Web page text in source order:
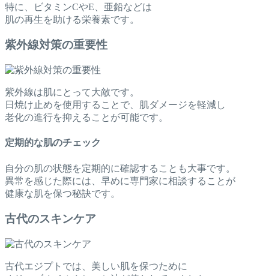
特に、ビタミンCやE、亜鉛などは
肌の再生を助ける栄養素です。
紫外線対策の重要性
紫外線は肌にとって大敵です。
日焼け止めを使用することで、肌ダメージを軽減し
老化の進行を抑えることが可能です。
定期的な肌のチェック
自分の肌の状態を定期的に確認することも大事です。
異常を感じた際には、早めに専門家に相談することが
健康な肌を保つ秘訣です。
古代のスキンケア
古代エジプトでは、美しい肌を保つために